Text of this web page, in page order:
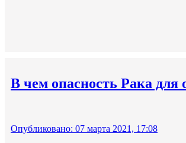
В чем опасность Рака
Опубликовано: 07 марта 2021, 17:08